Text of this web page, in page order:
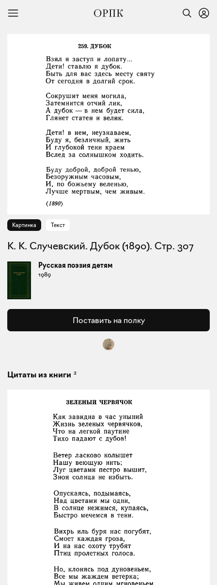
Картинка Текст
К. К. Случевский. Дубок (1890). Стр. 307
Русская поэзия детям
1989
Поставить на полку
Цитаты из книги 2